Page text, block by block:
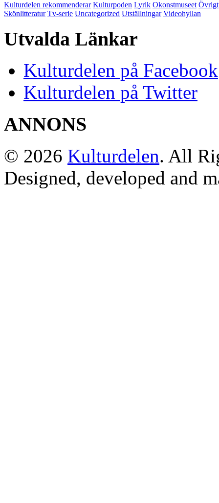
Kulturdelen rekommenderar Kulturpoden Lyrik Okonstmuseet Övrigt
Skönlitteratur Tv-serie Uncategorized Utställningar Videohyllan
Utvalda Länkar
Kulturdelen på Facebook
Kulturdelen på Twitter
ANNONS
© 2026 Kulturdelen. All
Designed, developed and